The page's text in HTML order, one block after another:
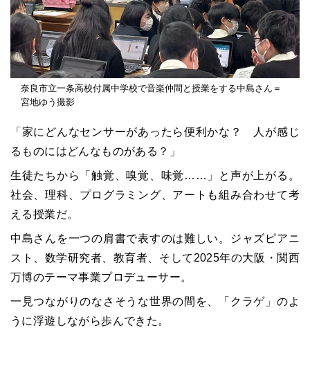
奈良市立一条高校付属中学校で音楽仲間と授業をする中島さん＝
宮地ゆう撮影
「家にどんなセンサーがあったら便利かな？ 人が感じ
るものにはどんなものがある？」
生徒たちから「触覚、嗅覚、味覚……」と声が上がる。
社会、理科、プログラミング、アートも組み合わせて考
える授業だ。
中島さんを一つの肩書で表すのは難しい。ジャズピアニ
スト、数学研究者、教育者、そして2025年の大阪・関西
万博のテーマ事業プロデューサー。
一見つながりのなさそうな世界の間を、「クラゲ」のよ
うに浮遊しながら歩んできた。